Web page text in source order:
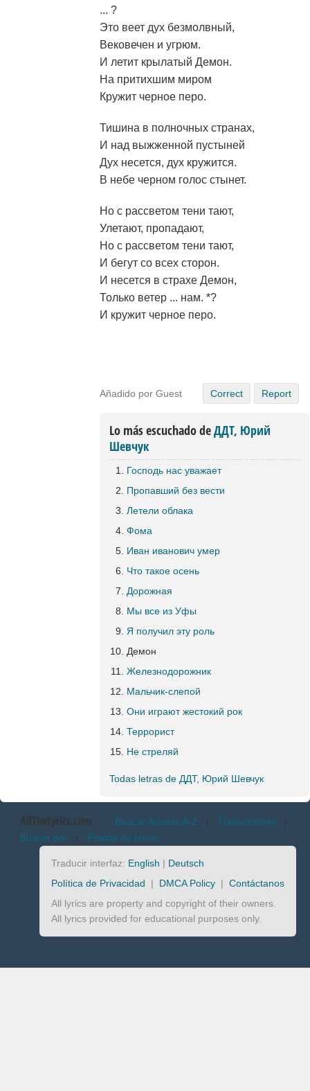
... ?
Это веет дух безмолвный,
Вековечен и угрюм.
И летит крылатый Демон.
На притихшим миром
Кружит черное перо.
Тишина в полночных странах,
И над выжженной пустыней
Дух несется, дух кружится.
В небе черном голос стынет.
Но с рассветом тени тают,
Улетают, пропадают,
Но с рассветом тени тают,
И бегут со всех сторон.
И несется в страхе Демон,
Только ветер ... нам. *?
И кружит черное перо.
Añadido por Guest Correct Report
Lo más escuchado deДДТ, Юрий
Шевчук
Господь нас уважает
Пропавший без вести
Летели облака
Фома
Иван иванович умер
Что такое осень
Дорожная
Мы все из Уфы
Я получил эту роль
Демон
Железнодорожник
Мальчик-слепой
Они играют жестокий рок
Террорист
Не стреляй
Todas letras de ДДТ, Юрий Шевчук
AllTheLyrics.com Buscar Artistas A-Z | Traducciones |
Buscar por | Pedido de letras
Traducir interfaz: English | Deutsch
Política de Privacidad | DMCA Policy | Contáctanos
All lyrics are property and copyright of their owners.
All lyrics provided for educational purposes only.